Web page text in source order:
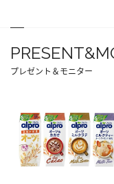
プレゼント＆モニター